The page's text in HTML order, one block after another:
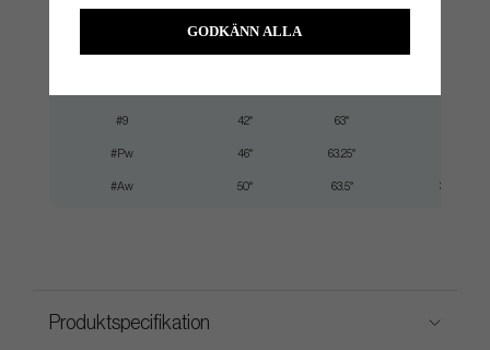
#7 34° 62°
#9 42° 63°
#Pw 46° 63.25°
#Aw 50° 63.5° 35.50"
Produktspecifikation
GODKÄNN ALLA